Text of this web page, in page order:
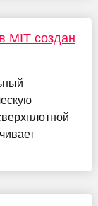
MIT создан